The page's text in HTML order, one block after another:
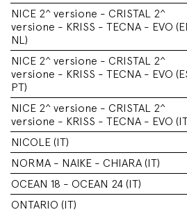
NICE 2^ versione - CRISTAL 2^
versione - KRISS - TECNA - EVO
NL)
NICE 2^ versione - CRISTAL 2^
versione - KRISS - TECNA - EVO
PT)
NICE 2^ versione - CRISTAL 2^
versione - KRISS - TECNA - EVO
NICOLE (IT)
NORMA - NAIKE - CHIARA (IT)
OCEAN 18 - OCEAN 24 (IT)
ONTARIO (IT)